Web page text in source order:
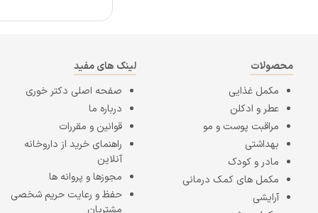
محصولات
مکمل غذایی
عطر و ادکلن
مراقبت پوست و مو
بهداشتی
مادر و کودک
مکمل های کمک درمانی
آرایشی
لینک های مفید
صفحه اصلی دکتر خوری
درباره ما
قوانین و مقررات
راهنمای خرید از داروخانه
آنلاین
مجوزها و پروانه ها
حفظ و رعایت حریم شخصی
مشتریان